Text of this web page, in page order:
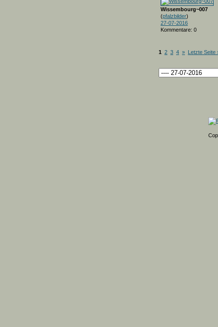
Wissembourg~007
(pfalzbilder)
27-07-2016
Kommentare: 0
1 2 3 4 » Letzte Seite